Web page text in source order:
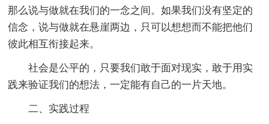
那么说与做就在我们的一念之间。如果我们没有坚定的
信念，说与做就在悬崖两边，只可以想想而不能把他们
彼此相互衔接起来。
社会是公平的，只要我们敢于面对现实，敢于用实
践来验证我们的想法，一定能有自己的一片天地。
二、实践过程